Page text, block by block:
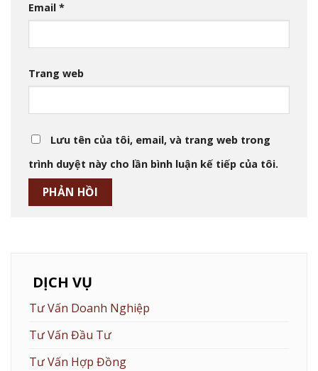
Email *
Trang web
Lưu tên của tôi, email, và trang web trong
trình duyệt này cho lần bình luận kế tiếp của tôi.
DỊCH VỤ
Tư Vấn Doanh Nghiệp
Tư Vấn Đầu Tư
Tư Vấn Hợp Đồng